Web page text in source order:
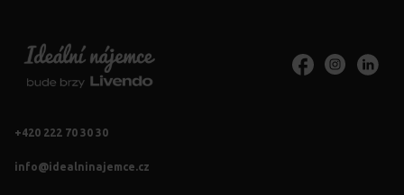
+420 222 70 30 30
info@idealninajemce.cz